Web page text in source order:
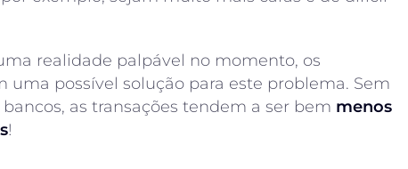
realidade palpável no momento, os
uma possível solução para este problema. Sem
as transações tendem a ser bem menos
!